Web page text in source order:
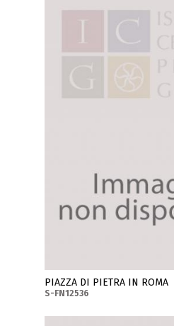
PIAZZA DI PIETRA IN ROMA
S-FN12536